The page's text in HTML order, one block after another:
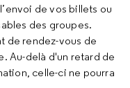
de vos billets ou
des groupes.
de rendez-vous de
Au-delà d'un retard de
celle-ci ne pourra